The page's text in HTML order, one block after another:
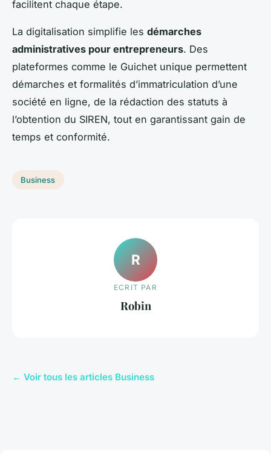
facilitent chaque étape.
La digitalisation simplifie les démarches
administratives pour entrepreneurs. Des
plateformes comme le Guichet unique permettent
démarches et formalités d’immatriculation d’une
société en ligne, de la rédaction des statuts à
l’obtention du SIREN, tout en garantissant gain de
temps et conformité.
Business
R
ECRIT PAR
Robin
← Voir tous les articles Business